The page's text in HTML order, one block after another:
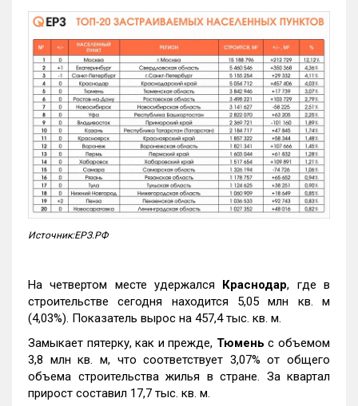
Источник:ЕРЗ.РФ
На четвертом месте удержался Краснодар, где в
строительстве сегодня находится 5,05 млн кв. м
(4,03%). Показатель вырос на 457,4 тыс. кв. м.
Замыкает пятерку, как и прежде, Тюмень с объемом
3,8 млн кв. м, что соответствует 3,07% от общего
объема строительства жилья в стране. За квартал
прирост составил 17,7 тыс. кв. м.